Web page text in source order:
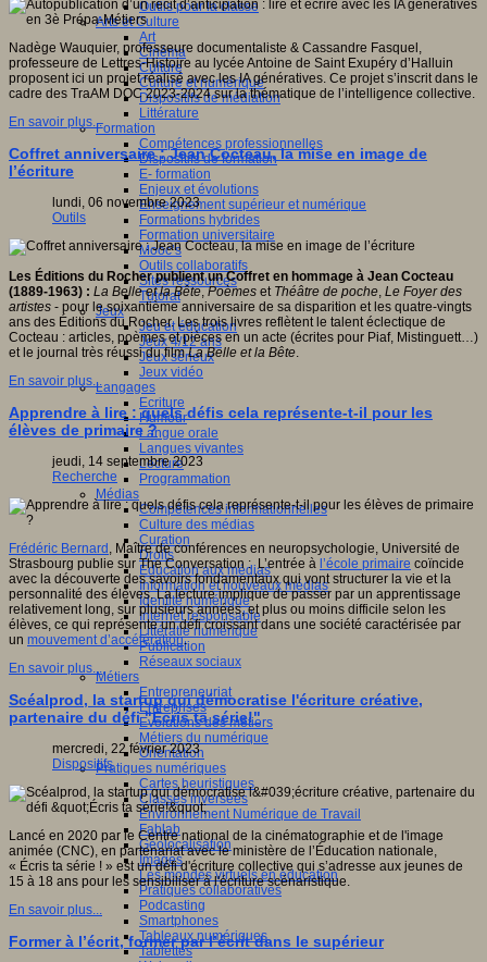
Outils pour la classe
Arts et Culture
Art
Cinéma
Culture
Culture et numérique
Dispositifs de médiation
Littérature
Formation
Compétences professionnelles
Dispositifs de formation
E- formation
Enjeux et évolutions
Enseignement supérieur et numérique
Formations hybrides
Formation universitaire
Mooc’s
Outils collaboratifs
Sites ressources
Tutorat
Jeux
Jeu et éducation
Jeux 4/12 ans
Jeux sérieux
Jeux vidéo
Langages
Ecriture
Humour
Langue orale
Langues vivantes
Lecture
Programmation
Médias
Compétences informationnelles
Culture des médias
Curation
Droits
Education aux médias
Information et nouveaux médias
Identité numérique
Internet responsable
Littératie numérique
Publication
Réseaux sociaux
Métiers
Entrepreneuriat
Entreprises
Evolutions des métiers
Métiers du numérique
Orientation
Pratiques numériques
Cartes heuristiques
Classes inversées
Environnement Numérique de Travail
Fablab
Géolocalisation
Images
Les mondes virtuels en éducation
Pratiques collaboratives
Podcasting
Smartphones
Tableaux numériques
Tablettes
Nadège Wauquier, professeure documentaliste & Cassandre Fasquel,
professeure de Lettres-Histoire au lycée Antoine de Saint Exupéry d’Halluin
proposent ici un projet réalisé avec les IA génératives. Ce projet s’inscrit dans le
cadre des TraAM DOC 2023-2024 sur la thématique de l’intelligence collective.
En savoir plus...
Coffret anniversaire : Jean Cocteau, la mise en image de
l’écriture
lundi, 06 novembre 2023
Outils
Les Éditions du Rocher publient un Coffret en hommage à Jean Cocteau
(1889-1963) : La Belle et la Bête,Poèmes etThéâtre de poche, Le Foyer des
artistes - pour le soixantième anniversaire de sa disparition et les quatre-vingts
ans des Éditions du Rocher. Les trois livres reflètent le talent éclectique de
Cocteau : articles, poèmes et pièces en un acte (écrites pour Piaf, Mistinguett…)
et le journal très réussi du filmLa Belle et la Bête.
En savoir plus...
Apprendre à lire : quels défis cela représente-t-il pour les
élèves de primaire ?
jeudi, 14 septembre 2023
Recherche
Frédéric Bernard , Maître de conférences en neuropsychologie, Université de
Strasbourg publie sur The Conversation : L’entrée à l’école primaire coïncide
avec la découverte des savoirs fondamentaux qui vont structurer la vie et la
personnalité des élèves. La lecture implique de passer par un apprentissage
relativement long, sur plusieurs années, et plus ou moins difficile selon les
élèves, ce qui représente un défi croissant dans une société caractérisée par
un mouvement d’accélération.
En savoir plus...
Scéalprod, la startup qui démocratise l'écriture créative,
partenaire du défi "Écris ta série!"
mercredi, 22 février 2023
Dispositifs
Lancé en 2020 par le Centre national de la cinématographie et de l'image
animée (CNC), en partenariat avec le ministère de l’Éducation nationale,
« Écris ta série ! » est un défi d'écriture collective qui s’adresse aux jeunes de
15 à 18 ans pour les sensibiliser à l'écriture scénaristique.
En savoir plus...
Former à l’écrit, former par l’écrit dans le supérieur